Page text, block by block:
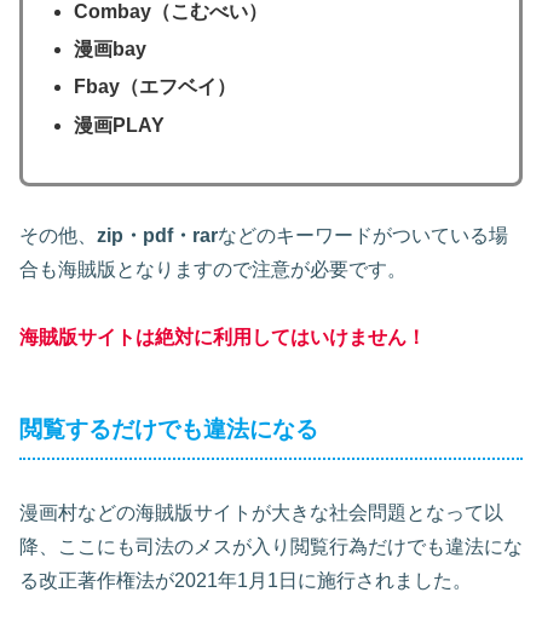
Combay（こむべい）
漫画bay
Fbay（エフベイ）
漫画PLAY
その他、 zip・pdf・rarなどのキーワードがついている場
合も海賊版となりますので注意が必要です。
海賊版サイトは絶対に利用してはいけません！
閲覧するだけでも違法になる
漫画村などの海賊版サイトが大きな社会問題となって以
降、ここにも司法のメスが入り閲覧行為だけでも違法にな
る改正著作権法が2021年1月1日に施行されました。